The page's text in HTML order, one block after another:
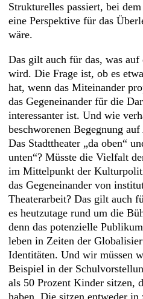
Strukturelles passiert, bei
eine Perspektive für das
wäre.
Das gilt auch für das, was auf
wird. Die Frage ist, ob es
hat, wenn das Miteinander
das Gegeneinander für die
interessanter ist. Und wie
beschworenen Begegnung auf
Das Stadttheater „da oben“
unten“? Müsste die Vielfalt
im Mittelpunkt der
das Gegeneinander von
Theaterarbeit? Das gilt auch
es heutzutage rund um die
denn das potenzielle
leben in Zeiten der
Identitäten. Und wir müssen
Beispiel in der
als 50 Prozent Kinder sitzen,